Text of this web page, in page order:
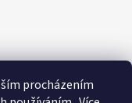
procházením